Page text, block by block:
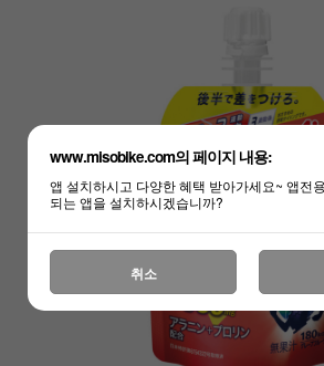
www.misobike.com의 페이지 내용:
앱 설치하시고 다양한 혜택 받아가세요~ 앱전
되는 앱을 설치하시겠습니까?
취소